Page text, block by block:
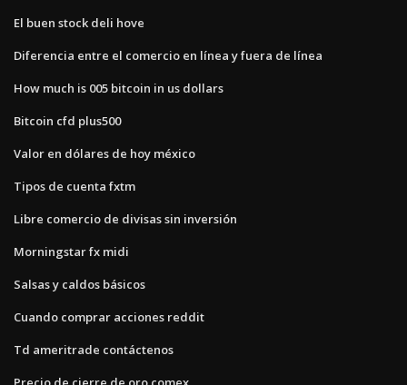
El buen stock deli hove
Diferencia entre el comercio en línea y fuera de línea
How much is 005 bitcoin in us dollars
Bitcoin cfd plus500
Valor en dólares de hoy méxico
Tipos de cuenta fxtm
Libre comercio de divisas sin inversión
Morningstar fx midi
Salsas y caldos básicos
Cuando comprar acciones reddit
Td ameritrade contáctenos